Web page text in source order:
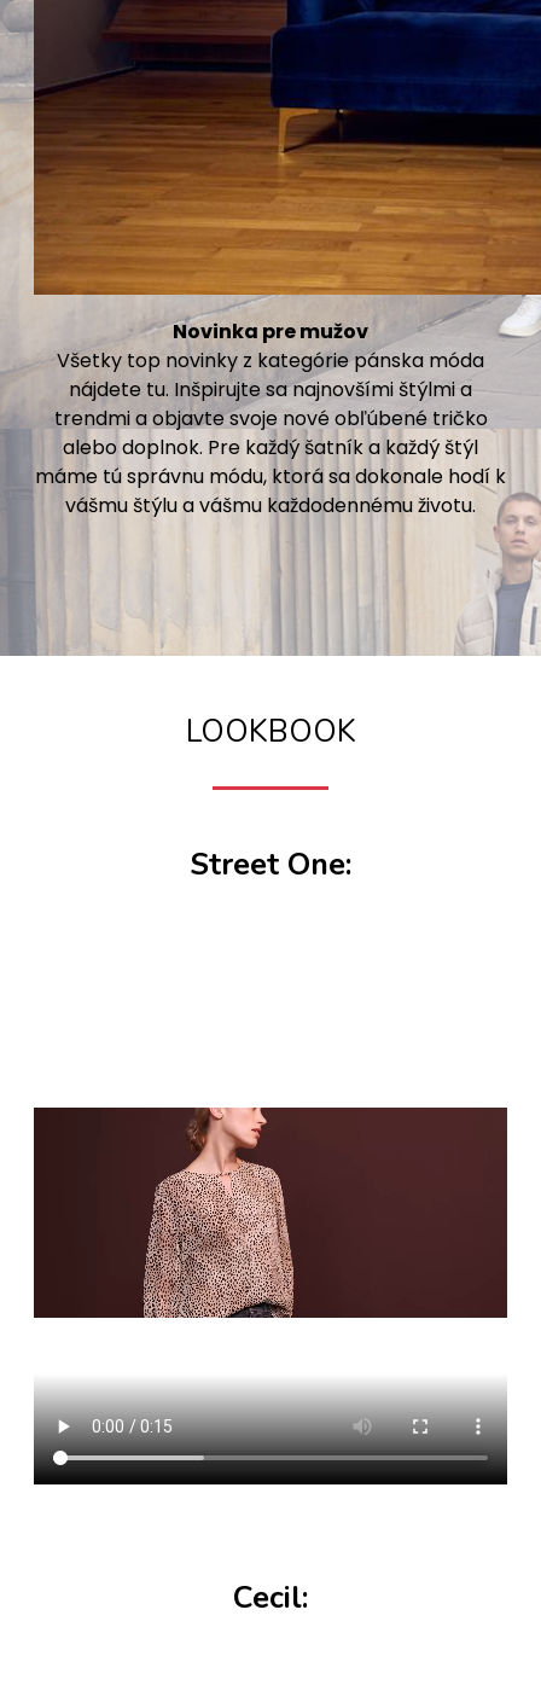
Novinka pre mužov
Všetky top novinky z kategórie pánska móda
nájdete tu. Inšpirujte sa najnovšími štýlmi a
trendmi a objavte svoje nové obľúbené tričko
alebo doplnok. Pre každý šatník a každý štýl
máme tú správnu módu, ktorá sa dokonale hodí k
vášmu štýlu a vášmu každodennému životu.
LOOKBOOK
Street One:
Cecil: